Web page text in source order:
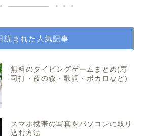
読まれた人気記事
無料のタイピングゲームまとめ(寿
司打・夜の森・歌詞・ボカロなど)
スマホ携帯の写真をパソコンに取り
込む方法